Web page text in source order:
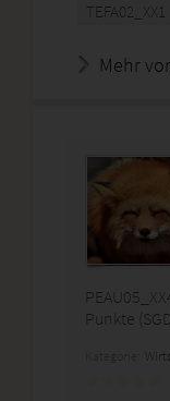
TEFA02_XX1
Mehr
Punkte